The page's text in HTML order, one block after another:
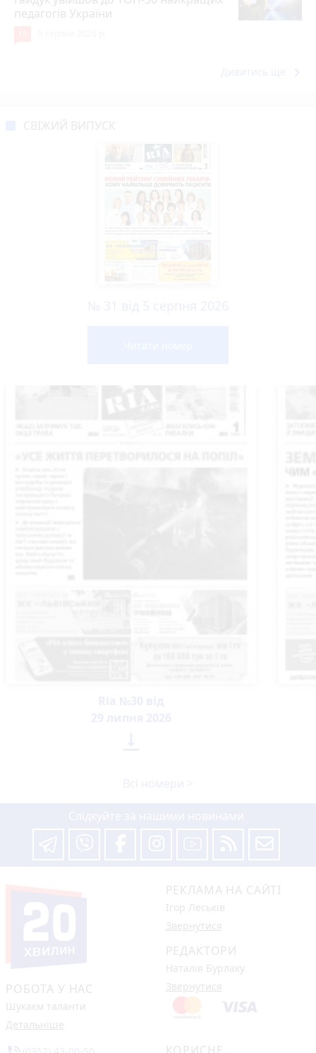
педагогів України
РОБОТА У НАС
Шукаєм таланти
Детальніше
РЕКЛАМА НА САЙТІ
Ігор Леськів
Звернутися
РЕДАКТОРИ
Наталія Бурлаку
Звернутися